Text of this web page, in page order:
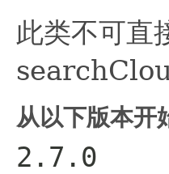
此类不可
从以下版本开
2.7.0